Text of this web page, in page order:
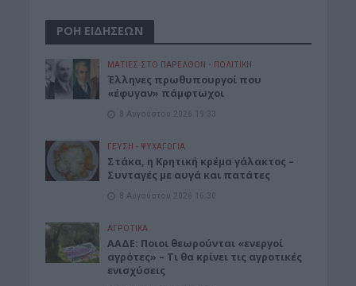
ΡΟΗ ΕΙΔΗΣΕΩΝ
ΜΑΤΙΕΣ ΣΤΟ ΠΑΡΕΛΘΟΝ • ΠΟΛΙΤΙΚΗ
Έλληνες πρωθυπουργοί που
«έφυγαν» πάμφτωχοι
8 Αυγούστου 2026 19:33
ΓΕΎΣΗ - ΨΥΧΑΓΩΓΊΑ
Στάκα, η Κρητική κρέμα γάλακτος –
Συνταγές με αυγά και πατάτες
8 Αυγούστου 2026 16:30
ΑΓΡΟΤΙΚΑ
ΑΑΔΕ: Ποιοι θεωρούνται «ενεργοί
αγρότες» – Τι θα κρίνει τις αγροτικές
ενισχύσεις